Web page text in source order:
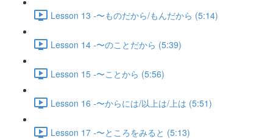
Lesson 13 -〜ものだから/もんだから (5:14)
Lesson 14 -〜のことだから (5:39)
Lesson 15 -〜ことから (5:56)
Lesson 16 -〜からには/以上は/上は (5:51)
Lesson 17 -〜ところをみると (5:13)